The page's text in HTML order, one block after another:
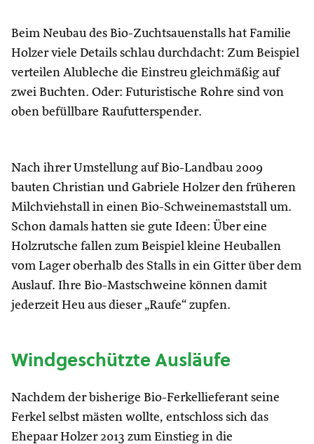
Beim Neubau des Bio-Zuchtsauenstalls hat Familie
Holzer viele Details schlau durchdacht: Zum Beispiel
verteilen Alubleche die Einstreu gleichmäßig auf
zwei Buchten. Oder: Futuristische Rohre sind von
oben befüllbare Raufutterspender.
Nach ihrer Umstellung auf Bio-Landbau 2009
bauten Christian und Gabriele Holzer den früheren
Milchviehstall in einen Bio-Schweinemaststall um.
Schon damals hatten sie gute Ideen: Über eine
Holzrutsche fallen zum Beispiel kleine Heuballen
vom Lager oberhalb des Stalls in ein Gitter über dem
Auslauf. Ihre Bio-Mastschweine können damit
jederzeit Heu aus dieser „Raufe“ zupfen.
Windgeschützte Ausläufe
Nachdem der bisherige Bio-Ferkellieferant seine
Ferkel selbst mästen wollte, entschloss sich das
Ehepaar Holzer 2013 zum Einstieg in die